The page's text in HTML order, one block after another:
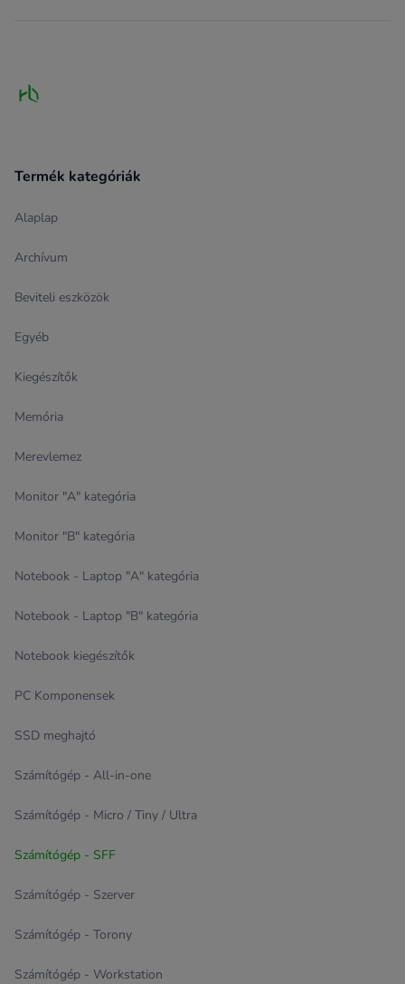
Termék kategóriák
Alaplap
Archívum
Beviteli eszközök
Egyéb
Kiegészítők
Memória
Merevlemez
Monitor "A" kategória
Monitor "B" kategória
Notebook - Laptop "A" kategória
Notebook - Laptop "B" kategória
Notebook kiegészítők
PC Komponensek
SSD meghajtó
Számítógép - All-in-one
Számítógép - Micro / Tiny / Ultra
Számítógép - SFF
Számítógép - Szerver
Számítógép - Torony
Számítógép - Workstation